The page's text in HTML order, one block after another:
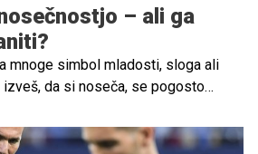
– ali ga
mnoge simbol mladosti, sloga ali
izveš, da si noseča, se pogosto
povzroča težave?